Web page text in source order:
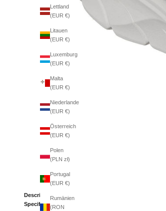
Lettland
(EUR €)
Litauen
(EUR €)
Luxemburg
(EUR €)
Malta
(EUR €)
Niederlande
(EUR €)
Österreich
(EUR €)
Polen
(PLN zł)
Portugal
(EUR €)
Rumänien
(RON
Description
Specifications